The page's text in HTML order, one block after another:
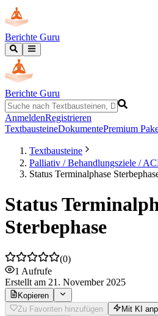
Berichte Guru
Berichte Guru
AnmeldenRegistrieren
TextbausteineDokumentePremium
Textbausteine
Palliativ / Behandlungsziele /
Status Terminalphase
Status
Sterbephase
(0)
1 Aufrufe
Erstellt am 21. November 2025
Kopieren
Zu Favoriten hinzufügen
Mit KI